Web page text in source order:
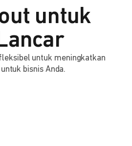
untuk
untuk meningkatkan
bisnis Anda.